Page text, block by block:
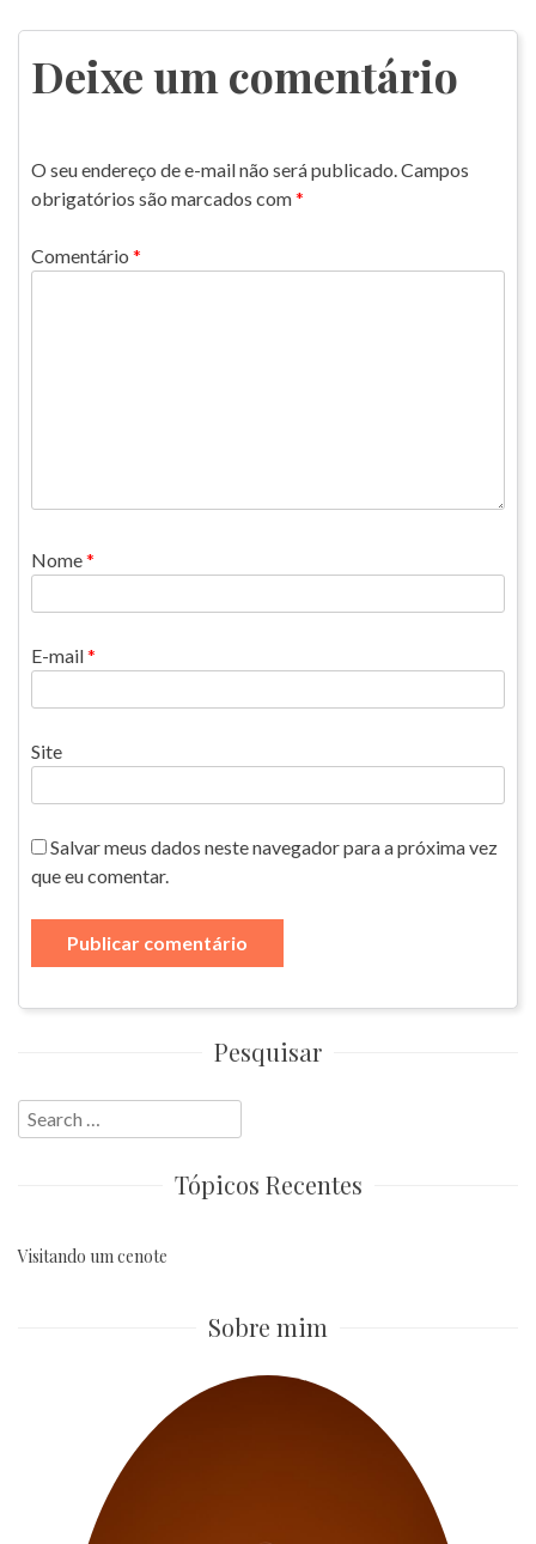
de
Post
Deixe um comentário
O seu endereço de e-mail não será publicado.Campos
obrigatórios são marcados com*
Comentário *
Nome*
E-mail*
Site
Salvar meus dados neste navegador para a próxima vez
que eu comentar.
Pesquisar
Search
for:
Tópicos Recentes
Visitando um cenote
Sobre mim